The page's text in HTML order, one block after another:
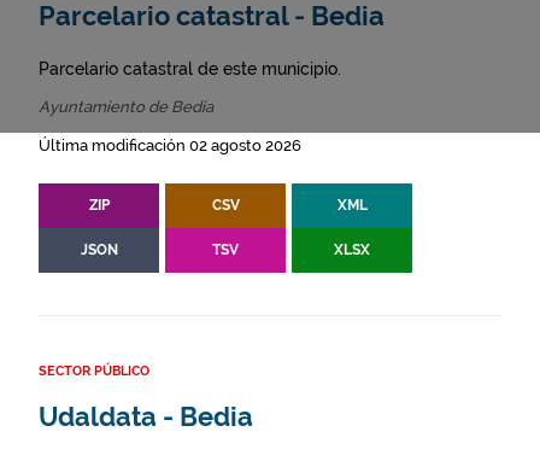
Parcelario catastral - Bedia
Parcelario catastral de este municipio.
Ayuntamiento de Bedia
Última modificación 02 agosto 2026
ZIP CSV XML
JSON TSV XLSX
SECTOR PÚBLICO
Udaldata - Bedia